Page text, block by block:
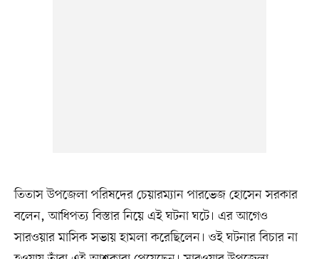
তিতাস উপজেলা পরিষদের চেয়ারম্যান পারভেজ হোসেন সরকার
বলেন, আধিপত্য বিস্তার নিয়ে এই ঘটনা ঘটে। এর আগেও
সারওয়ার মাসিক সভায় হামলা করেছিলেন। ওই ঘটনার বিচার না